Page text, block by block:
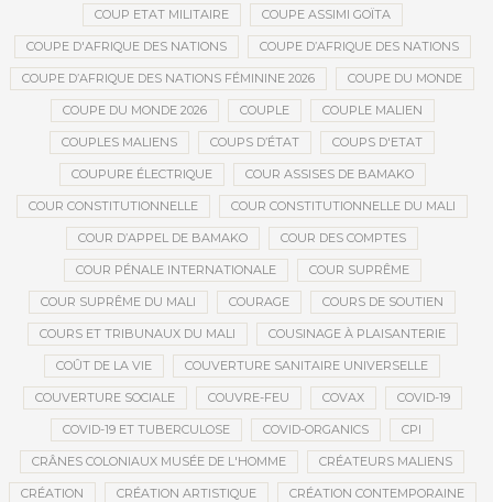
COUP ETAT MILITAIRE COUPE ASSIMI GOÏTA
COUPE D'AFRIQUE DES NATIONS COUPE D’AFRIQUE DES NATIONS
COUPE D’AFRIQUE DES NATIONS FÉMININE 2026 COUPE DU MONDE
COUPE DU MONDE 2026 COUPLE COUPLE MALIEN
COUPLES MALIENS COUPS D’ÉTAT COUPS D'ETAT
COUPURE ÉLECTRIQUE COUR ASSISES DE BAMAKO
COUR CONSTITUTIONNELLE COUR CONSTITUTIONNELLE DU MALI
COUR D’APPEL DE BAMAKO COUR DES COMPTES
COUR PÉNALE INTERNATIONALE COUR SUPRÊME
COUR SUPRÊME DU MALI COURAGE COURS DE SOUTIEN
COURS ET TRIBUNAUX DU MALI COUSINAGE À PLAISANTERIE
COÛT DE LA VIE COUVERTURE SANITAIRE UNIVERSELLE
COUVERTURE SOCIALE COUVRE-FEU COVAX COVID-19
COVID-19 ET TUBERCULOSE COVID-ORGANICS CPI
CRÂNES COLONIAUX MUSÉE DE L'HOMME CRÉATEURS MALIENS
CRÉATION CRÉATION ARTISTIQUE CRÉATION CONTEMPORAINE